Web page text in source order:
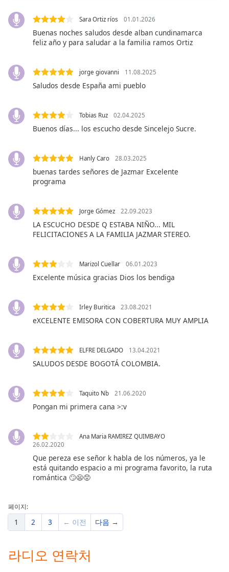
descriptions
off
selected
subtitles
settings,
subtitles
settings
off
,
selected
Picture-
This
window.
Beginning
dialog
window.
cancel
and
window.
Opacity
Text
Color
Sara Ortiz ríos 01.01.2026
Buenas noches saludos desde alban cundinamarca
feliz año y para saludar a la familia ramos Ortiz
jorge giovanni 11.08.2025
Saludos desde España ami pueblo
Tobias Ruz 02.04.2025
Buenos días... los escucho desde Sincelejo Sucre.
Hanly Caro 28.03.2025
buenas tardes señores de Jazmar Excelente
programa
Jorge Gómez 22.09.2023
LA ESCUCHO DESDE Q ESTABA NIÑO... MIL
FELICITACIONES A LA FAMILIA JAZMAR STEREO.
Marizol Cuellar 06.01.2023
Excelente música gracias Dios los bendiga
Irley Buritica 23.08.2021
eXCELENTE EMISORA CON COBERTURA MUY AMPLIA
ELFRE DELGADO 13.04.2021
SALUDOS DESDE BOGOTÁ COLOMBIA.
Taquito Nb 21.06.2020
Pongan mi primera cana >:v
Ana Maria RAMIREZ QUIMBAYO
26.02.2020
Que pereza ese señor k habla de los números, ya le
está quitando espacio a mi programa favorito, la ruta
romántica 🙄😦😡
페이지:
1 2 3 ← 이전 다음 →
라디오 연락처